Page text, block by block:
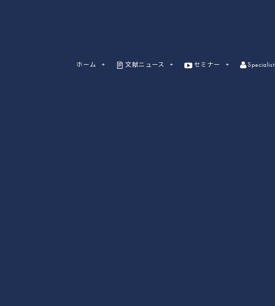
ホーム 文献ニュース セミナー Specialist